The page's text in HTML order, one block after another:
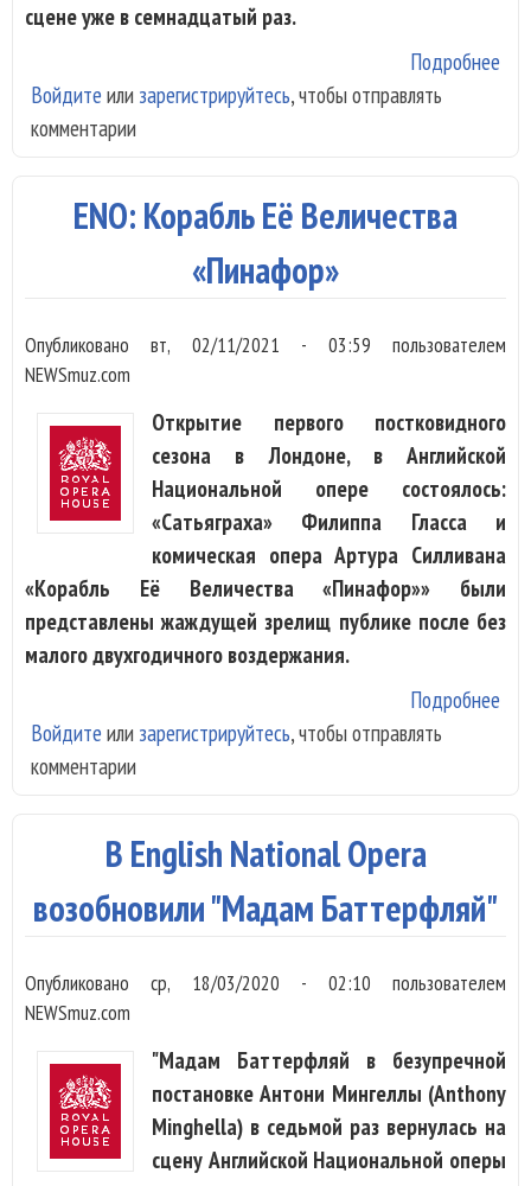
сцене уже в семнадцатый раз.
Подробнее
Войдите или зарегистрируйтесь, чтобы отправлять
комментарии
ENO: Корабль Её Величества
«Пинафор»
Опубликовановт, 02/11/2021 - 03:59 пользователем
NEWSmuz.com
Открытие первого постковидного
сезона в Лондоне, в Английской
Национальной опере состоялось:
«Сатьяграха» Филиппа Гласса и
комическая опера Артура Силливана
«Корабль Её Величества «Пинафор»» были
представлены жаждущей зрелищ публике после без
малого двухгодичного воздержания.
Подробнее
Войдите или зарегистрируйтесь, чтобы отправлять
комментарии
В English National Opera
возобновили "Мадам Баттерфляй"
Опубликованоср, 18/03/2020 - 02:10 пользователем
NEWSmuz.com
"Мадам Баттерфляй в безупречной
постановке Антони Мингеллы (Anthony
Minghella) в седьмой раз вернулась на
сцену Английской Национальной оперы